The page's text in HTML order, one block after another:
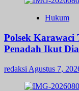
Hukum
Polsek Karawaci
Penadah Ikut
redaksi Agustus 7,